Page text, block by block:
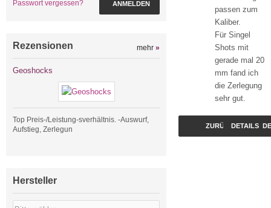
passen zum
Kaliber.
Für Singel
Shots mit
gerade mal 20
mm fand ich
die Zerlegung
sehr gut.
ZURÜCKDETAILS
Passwort vergessen? ANMELDEN
Rezensionen mehr »
Geoshocks
Top Preis-/Leistung-sverhältnis. -Auswurf,
Aufstieg, Zerlegun
Hersteller